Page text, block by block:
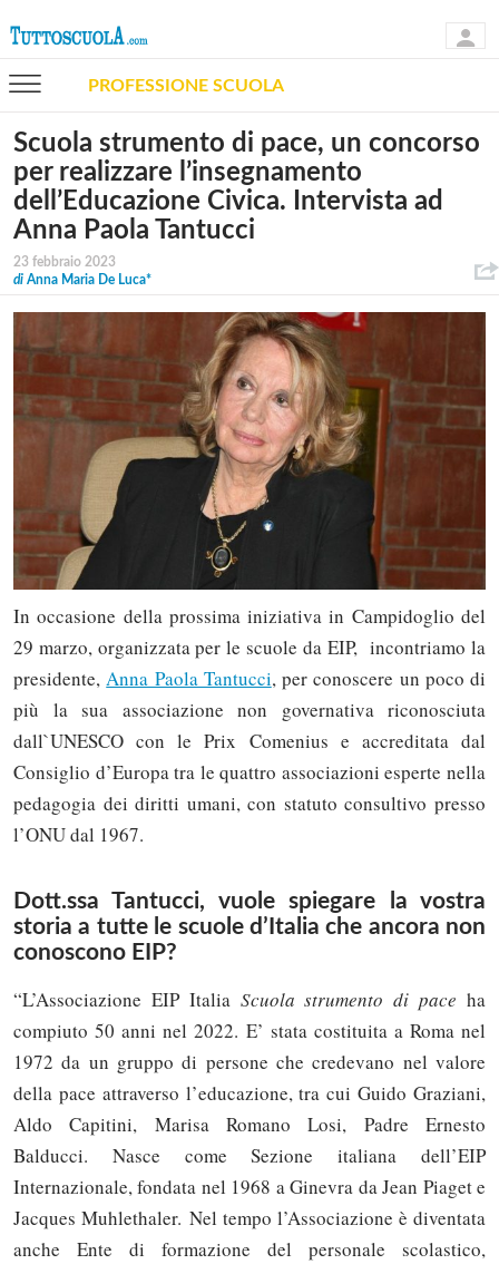
PROFESSIONE SCUOLA
Scuola strumento di pace, un concorso
per realizzare l’insegnamento
dell’Educazione Civica. Intervista ad
Anna Paola Tantucci
23 febbraio 2023
di Anna Maria De Luca*
In occasione della prossima iniziativa in Campidoglio del
29 marzo, organizzata per le scuole da EIP, incontriamo la
presidente,Anna Paola Tantucci, per conoscere un poco di
più la sua associazione non governativa riconosciuta
dall`UNESCO con le Prix Comenius e accreditata dal
Consiglio d’Europa tra le quattro associazioni esperte nella
pedagogia dei diritti umani, con statuto consultivo presso
l’ONU dal 1967.
Dott.ssa Tantucci, vuole spiegare la vostra
storia a tutte le scuole d’Italia che ancora non
conoscono EIP?
“L’Associazione EIP Italia Scuola strumento di paceha
compiuto 50 anni nel 2022. E’ stata costituita a Roma nel
1972 da un gruppo di persone che credevano nel valore
della pace attraverso l’educazione, tra cui Guido Graziani,
Aldo Capitini, Marisa Romano Losi, Padre Ernesto
Balducci. Nasce come Sezione italiana dell’EIP
Internazionale, fondata nel 1968 a Ginevra da Jean Piaget e
Jacques Muhlethaler. Nel tempo l’Associazione è diventata
anche Ente di formazione del personale scolastico,